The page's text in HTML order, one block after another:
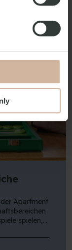
Apartment
spielen,
veranstalten